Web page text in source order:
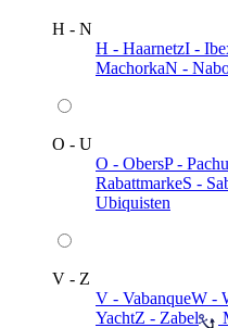
H - N
H - HaarnetzI -
MachorkaN -
O - U
O - ObersP -
RabattmarkeS -
Ubiquisten
V - Z
V - VabanqueW -
YachtZ - Zabel